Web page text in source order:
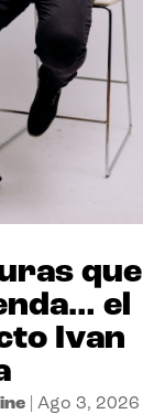
que
el
Ivan
| Ago 3, 2026